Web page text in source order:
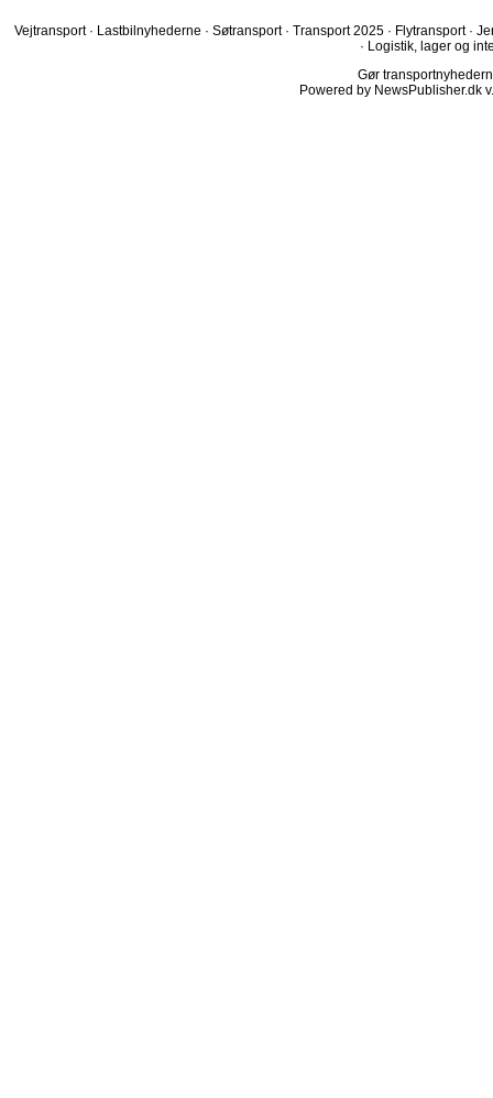
Vejtransport · Lastbilnyhederne · Søtransport · Transport 2025 · Flytransport ·
· Logistik, lager og
Gør
Powered by NewsPublisher.dk